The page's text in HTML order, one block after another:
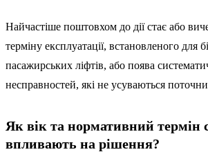
Найчастіше поштовхом до дії стає або
терміну експлуатації, встановленого для
пасажирських ліфтів, або поява
несправностей, які не усуваються
Як вік та нормативний термін
впливають на рішення?